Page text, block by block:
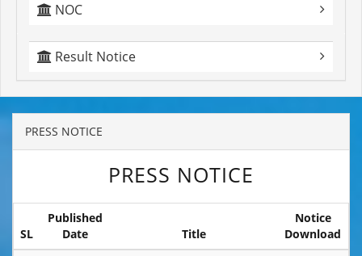
NOC
Result Notice
PRESS NOTICE
PRESS NOTICE
SL
Published
Date
Title
Notice
Download